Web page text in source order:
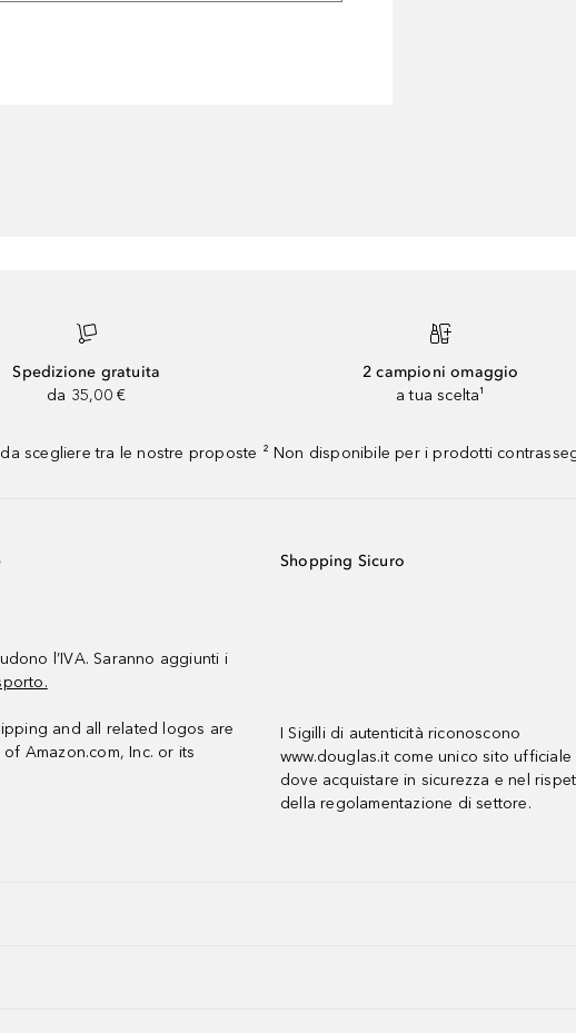
Spedizione gratuita
da 35,00 €
2 campioni omaggio
a tua scelta¹
scegliere tra le nostre proposte ² Non disponibile per i prodotti
l’IVA. Saranno aggiunti i
and all related logos are
Amazon.com, Inc. or its
Shopping Sicuro
I Sigilli di autenticità riconoscono
www.douglas.it come unico sito ufficiale
dove acquistare in sicurezza e nel
della regolamentazione di settore.